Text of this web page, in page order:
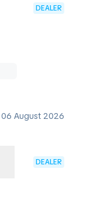
DEALER
06 August 2026
DEALER